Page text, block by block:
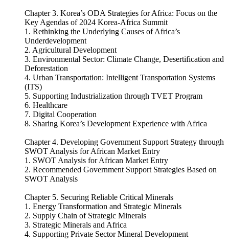
Chapter 3. Korea’s ODA Strategies for Africa: Focus on the
Key Agendas of 2024 Korea-Africa Summit
1. Rethinking the Underlying Causes of Africa’s
Underdevelopment
2. Agricultural Development
3. Environmental Sector: Climate Change, Desertification and
Deforestation
4. Urban Transportation: Intelligent Transportation Systems
(ITS)
5. Supporting Industrialization through TVET Program
6. Healthcare
7. Digital Cooperation
8. Sharing Korea’s Development Experience with Africa
Chapter 4. Developing Government Support Strategy through
SWOT Analysis for African Market Entry
1. SWOT Analysis for African Market Entry
2. Recommended Government Support Strategies Based on
SWOT Analysis
Chapter 5. Securing Reliable Critical Minerals
1. Energy Transformation and Strategic Minerals
2. Supply Chain of Strategic Minerals
3. Strategic Minerals and Africa
4. Supporting Private Sector Mineral Development